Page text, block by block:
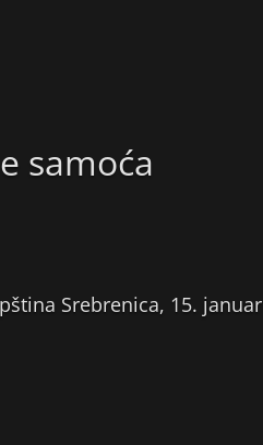
samoća
Srebrenica, 15. januar